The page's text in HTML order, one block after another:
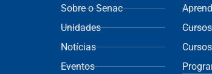
Sobre o Senac
Unidades
Notícias
Eventos